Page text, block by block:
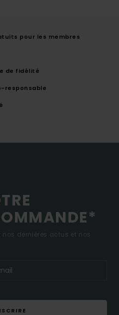
pour les membres
de fidélité
responsable
dernières actus et nos